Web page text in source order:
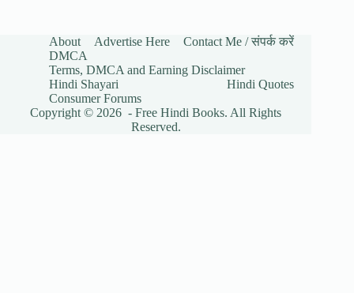
About Advertise Here
Contact Me / संपर्क करें
DMCA
Terms, DMCA and Earning Disclaimer
Hindi Shayari
Hindi Quotes
Consumer Forums
Copyright © 2026 - Free Hindi Books. All Rights
Reserved.